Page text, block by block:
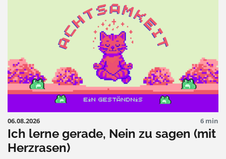
06.08.2026 6 min
Ich lerne gerade, Nein zu sagen (mit
Herzrasen)